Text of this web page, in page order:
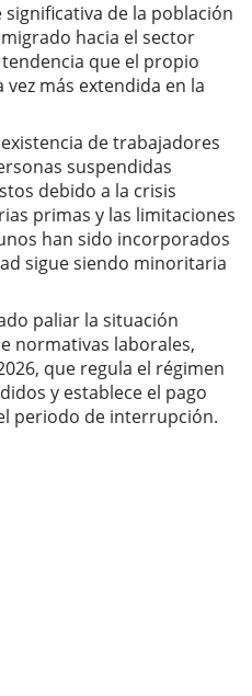
de la población
hacia el sector
que el propio
más extendida en la
de trabajadores
suspendidas
debido a la crisis
primas y las limitaciones
han sido incorporados
sigue siendo minoritaria
paliar la situación
normativas laborales,
que regula el régimen
y establece el pago
periodo de interrupción.